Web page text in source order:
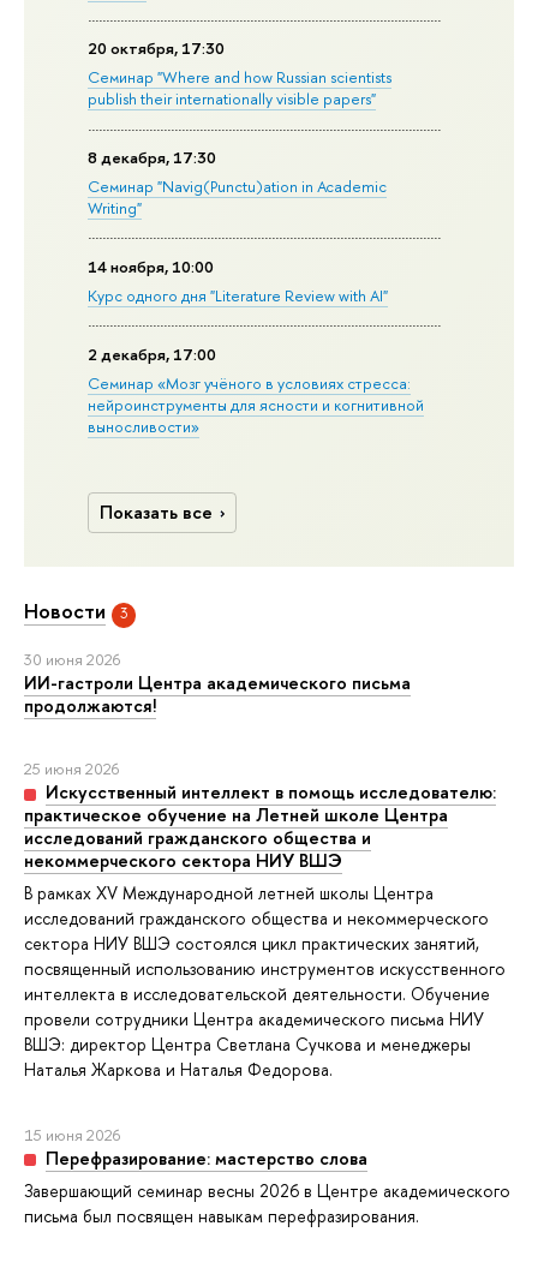
20 октября, 17:30
Семинар "Where and how Russian scientists
publish their internationally visible papers"
8 декабря, 17:30
Семинар "Navig(Punctu)ation in Academic
Writing"
14 ноября, 10:00
Курс одного дня "Literature Review with AI"
2 декабря, 17:00
Семинар «Мозг учёного в условиях стресса:
нейроинструменты для ясности и когнитивной
выносливости»
Показать все
Новости 3
30 июня 2026
ИИ-гастроли Центра академического письма
продолжаются!
25 июня 2026
Искусственный интеллект в помощь исследователю:
практическое обучение на Летней школе Центра
исследований гражданского общества и
некоммерческого сектора НИУ ВШЭ
В рамках XV Международной летней школы Центра
исследований гражданского общества и некоммерческого
сектора НИУ ВШЭ состоялся цикл практических занятий,
посвященный использованию инструментов искусственного
интеллекта в исследовательской деятельности. Обучение
провели сотрудники Центра академического письма НИУ
ВШЭ: директор Центра Светлана Сучкова и менеджеры
Наталья Жаркова и Наталья Федорова.
15 июня 2026
Перефразирование: мастерство слова
Завершающий семинар весны 2026 в Центре академического
письма был посвящен навыкам перефразирования.